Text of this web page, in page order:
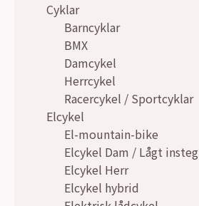
Cyklar
Barncyklar
BMX
Damcykel
Herrcykel
Racercykel / Sportcyklar
Elcykel
El-mountain-bike
Elcykel Dam / Lågt insteg
Elcykel Herr
Elcykel hybrid